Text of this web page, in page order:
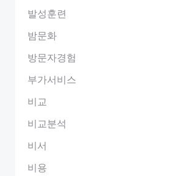
발성훈련
밤문화
방문자경험
부가서비스
비교
비교분석
비서
비용